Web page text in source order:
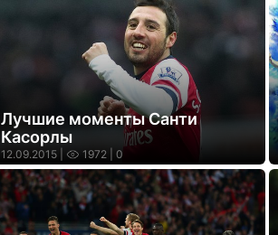
Лучшие моменты Санти
Касорлы
12.09.2015 | 1972 | 0